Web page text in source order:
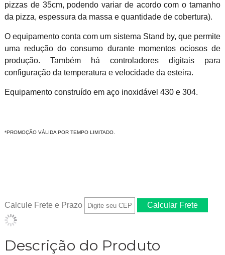
pizzas de 35cm, podendo variar de acordo com o tamanho
da pizza, espessura da massa e quantidade de cobertura).
O equipamento conta com um sistema Stand by, que permite
uma redução do consumo durante momentos ociosos de
produção. Também há controladores digitais para
configuração da temperatura e velocidade da esteira.
Equipamento construído em aço inoxidável 430 e 304.
*PROMOÇÃO VÁLIDA POR TEMPO LIMITADO.
Calcule Frete e Prazo
Descrição do Produto